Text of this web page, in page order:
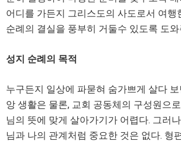
어디를 가든지 그리스도의 사도로서 여행
순례의 결실을 풍부히 거둘수 있도록 도
성지 순례의 목적
누구든지 일상에 파묻혀 숨가쁘게 살다
앙 생활은 물론, 교회 공동체의 구성원으
님의 뜻에 맞게 살아가기가 어렵다. 그러
님과 나의 관계처럼 중요한 것은 없다. 형